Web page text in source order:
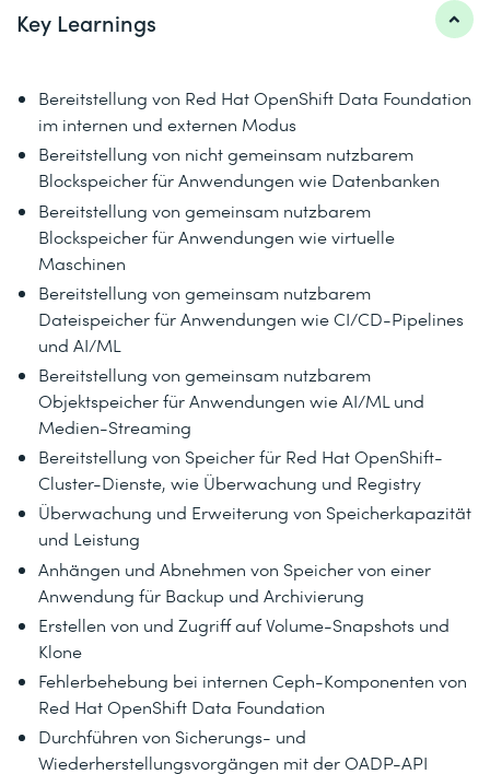
Key Learnings
Bereitstellung von Red Hat OpenShift Data Foundation
im internen und externen Modus
Bereitstellung von nicht gemeinsam nutzbarem
Blockspeicher für Anwendungen wie Datenbanken
Bereitstellung von gemeinsam nutzbarem
Blockspeicher für Anwendungen wie virtuelle
Maschinen
Bereitstellung von gemeinsam nutzbarem
Dateispeicher für Anwendungen wie CI/CD-Pipelines
und AI/ML
Bereitstellung von gemeinsam nutzbarem
Objektspeicher für Anwendungen wie AI/ML und
Medien-Streaming
Bereitstellung von Speicher für Red Hat OpenShift-
Cluster-Dienste, wie Überwachung und Registry
Überwachung und Erweiterung von Speicherkapazität
und Leistung
Anhängen und Abnehmen von Speicher von einer
Anwendung für Backup und Archivierung
Erstellen von und Zugriff auf Volume-Snapshots und
Klone
Fehlerbehebung bei internen Ceph-Komponenten von
Red Hat OpenShift Data Foundation
Durchführen von Sicherungs- und
Wiederherstellungsvorgängen mit der OADP-API